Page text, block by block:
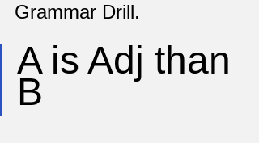
Grammar Drill.
A is Adj than
B